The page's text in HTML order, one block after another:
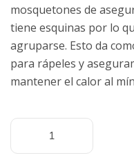
mosquetones de
tiene esquinas por lo
agruparse. Esto da
para rápeles y
mantener el calor al